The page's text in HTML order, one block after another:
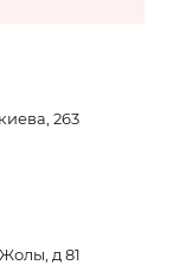
263
д 81